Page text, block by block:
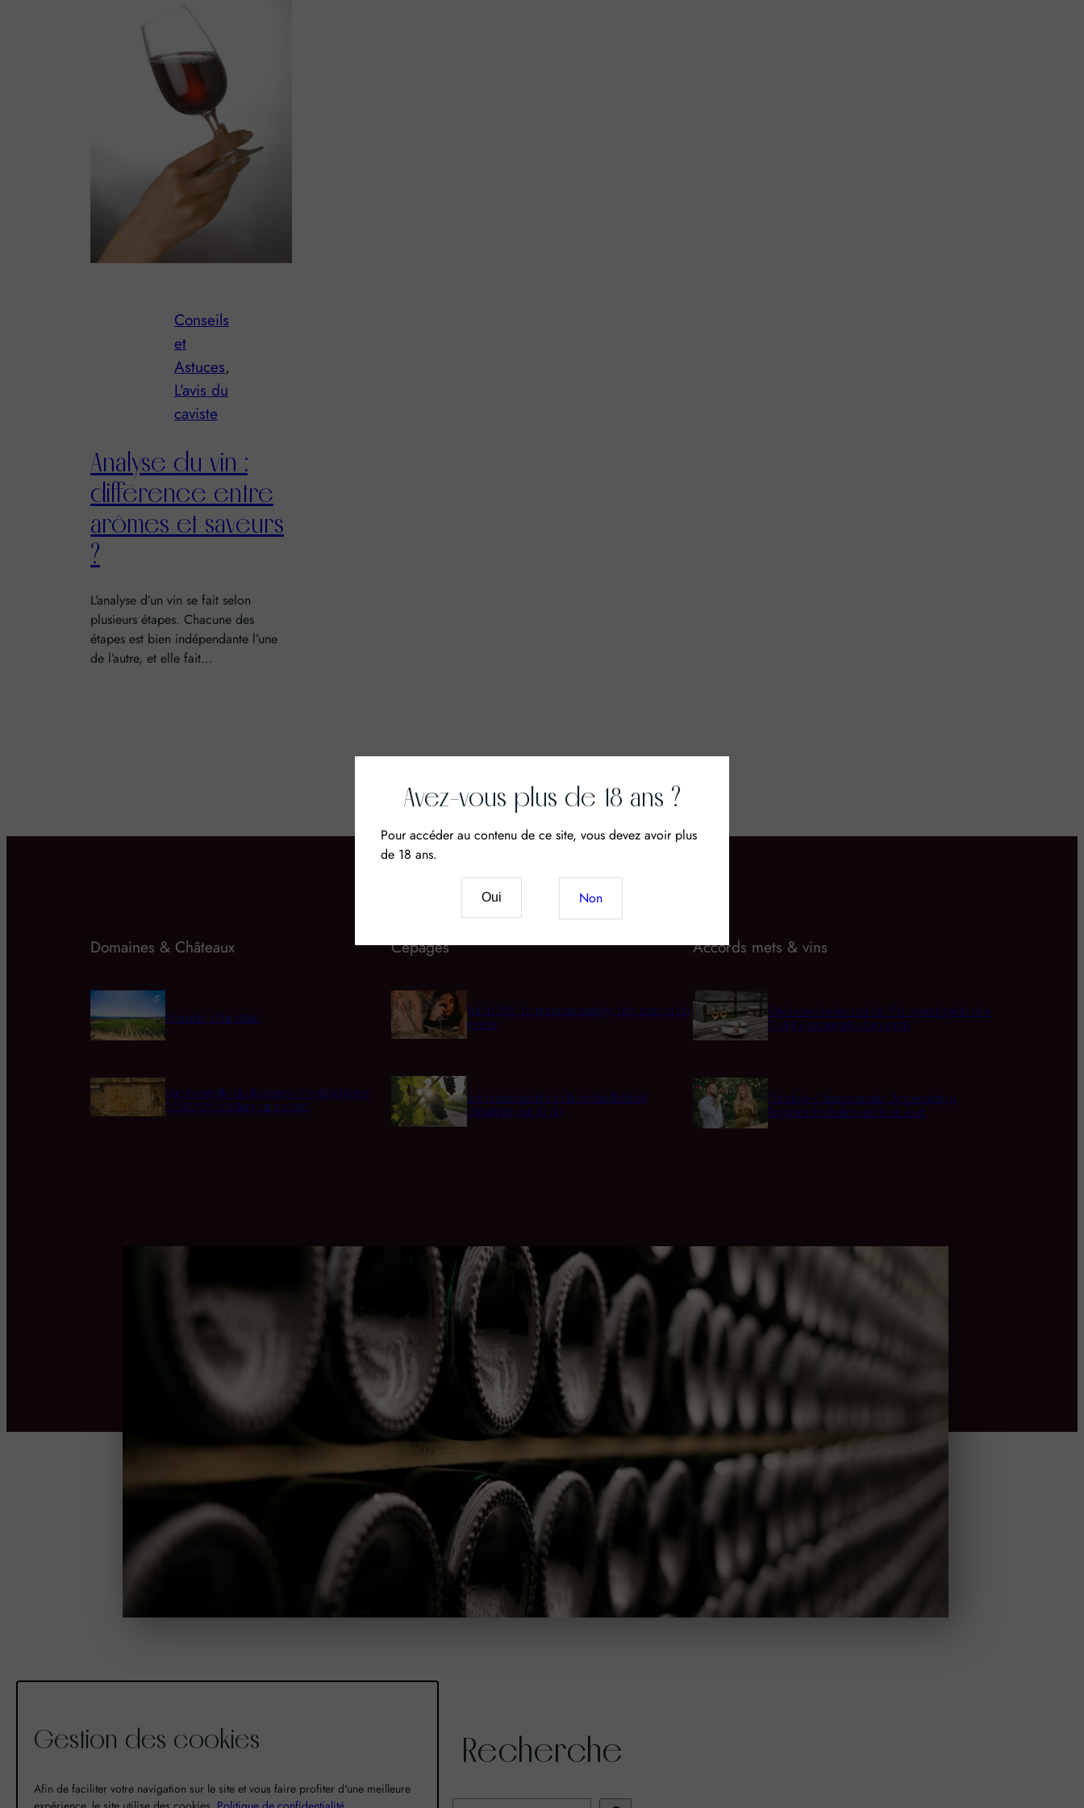
Conseils
et
Astuces
L’avis du
caviste
Analyse du vin :
différence entre
arômes et saveurs
?
L’analyse d’un vin se fait selon
plusieurs étapes. Chacune des
étapes est bien indépendante l’une
de l’autre, et elle fait…
Domaines & Châteaux
Domaine d’Aupilhac
Une bouteille de Romanée-Conti adjugée
558.000 dollars, un record
Cépages
Vin & CBD : Le nouveau mariage des sens et du
terroir
Les conséquences du réchauffement
climatique sur le vin
Accords mets & vins
Quel rosé boire cet été ? Le grand guide des
5 styles, moments et accords
L’Horloge Champenoise : Apprendre à
Déguster les Bulles au Fil du Jour
vin, il n’y a eu qu’un pas. Un pas
Recherche
Avez-vous plus de 18 ans ?
Pour accéder au contenu de ce site, vous devez avoir plus
de 18 ans.
Oui Non
Gestion des cookies
Afin de faciliter votre navigation sur le site et vous faire profiter d'une meilleure